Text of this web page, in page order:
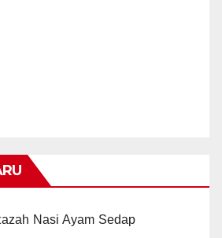
Nasi Ayam Sedap